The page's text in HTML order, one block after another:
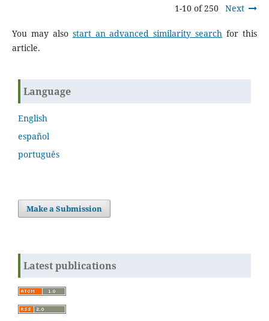
1-10 of 250 Next
You may also start an advanced similarity search for this
article.
Language
English
español
português
Make a Submission
Latest publications